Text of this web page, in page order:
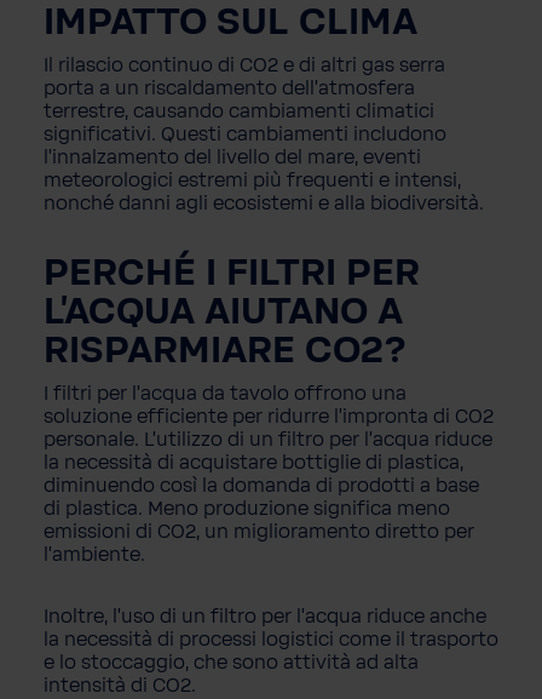
IMPATTO SUL CLIMA
Il rilascio continuo di CO2 e di altri gas serra
porta a un riscaldamento dell'atmosfera
terrestre, causando cambiamenti climatici
significativi. Questi cambiamenti includono
l'innalzamento del livello del mare, eventi
meteorologici estremi più frequenti e intensi,
nonché danni agli ecosistemi e alla biodiversità.
PERCHÉ I FILTRI PER
L'ACQUA AIUTANO A
RISPARMIARE CO2?
I filtri per l'acqua da tavolo offrono una
soluzione efficiente per ridurre l'impronta di CO2
personale. L'utilizzo di un filtro per l'acqua riduce
la necessità di acquistare bottiglie di plastica,
diminuendo così la domanda di prodotti a base
di plastica. Meno produzione significa meno
emissioni di CO2, un miglioramento diretto per
l'ambiente.
Inoltre, l'uso di un filtro per l'acqua riduce anche
la necessità di processi logistici come il trasporto
e lo stoccaggio, che sono attività ad alta
intensità di CO2.